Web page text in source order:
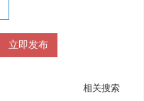
立即发布
相关搜索